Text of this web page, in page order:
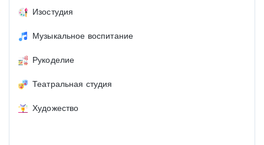
Изостудия
Музыкальное воспитание
Рукоделие
Театральная студия
Художество